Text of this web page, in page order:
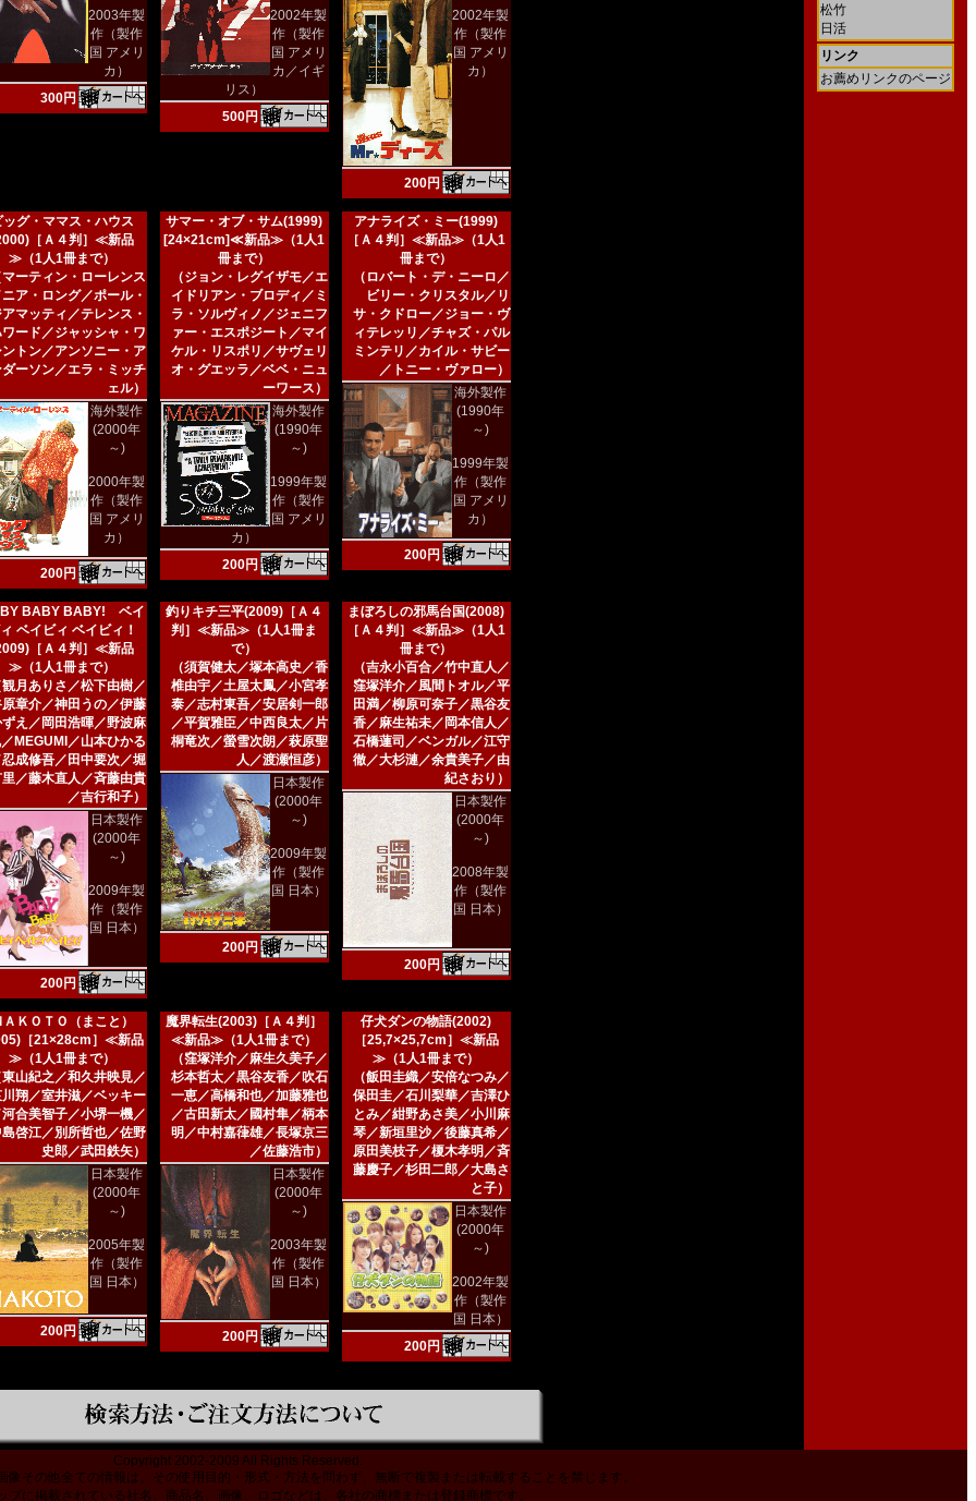
2003年製
作（製作
国 アメリ
カ）
300円
2002年製
作（製作
国 アメリ
カ／イギ
リス）
500円
2002年製
作（製作
国 アメリ
カ）
200円
ッグ・ママス・ハウス
［Ａ４判］≪新品
≫（1人1冊まで）
ーティン・ローレンス
ア・ロング／ポール・
マッティ／テレンス・
ード／ジャッシャ・ワ
トン／アンソニー・ア
ーソン／エラ・ミッチ
ェル）
海外製作
(2000年
～)
2000年製
作（製作
国 アメリ
カ）
200円
サマー・オブ・サム(1999)
[24×21cm]≪新品≫（1人1
冊まで）
（ジョン・レグイザモ／エ
イドリアン・ブロディ／ミ
ラ・ソルヴィノ／ジェニフ
ァー・エスポジート／マイ
ケル・リスポリ／サヴェリ
オ・グエッラ／ベベ・ニュ
ーワース）
海外製作
(1990年
～)
1999年製
作（製作
国 アメリ
カ）
200円
アナライズ・ミー(1999)
［Ａ４判］≪新品≫（1人1
冊まで）
（ロバート・デ・ニーロ／
ビリー・クリスタル／リ
サ・クドロー／ジョー・ヴ
ィテレッリ／チャズ・パル
ミンテリ／カイル・サビー
／トニー・ヴァロー）
海外製作
(1990年
～)
1999年製
作（製作
国 アメリ
カ）
200円
BABY BABY! ベイ
ベイビィ ベイビィ！
［Ａ４判］≪新品
≫（1人1冊まで）
月ありさ／松下由樹／
章介／神田うの／伊藤
え／岡田浩暉／野波麻
MEGUMI／山本ひかる
成修吾／田中要次／堀
／藤木直人／斉藤由貴
／吉行和子）
日本製作
(2000年
～)
2009年製
作（製作
国 日本）
200円
釣りキチ三平(2009)［Ａ４
判］≪新品≫（1人1冊ま
で）
（須賀健太／塚本高史／香
椎由宇／土屋太鳳／小宮孝
泰／志村東吾／安居剣一郎
／平賀雅臣／中西良太／片
桐竜次／螢雪次朗／萩原聖
人／渡瀬恒彦）
日本製作
(2000年
～)
2009年製
作（製作
国 日本）
200円
まぼろしの邪馬台国(2008)
［Ａ４判］≪新品≫（1人1
冊まで）
（吉永小百合／竹中直人／
窪塚洋介／風間トオル／平
田満／柳原可奈子／黒谷友
香／麻生祐未／岡本信人／
石橋蓮司／ベンガル／江守
徹／大杉漣／余貴美子／由
紀さおり）
日本製作
(2000年
～)
2008年製
作（製作
国 日本）
200円
ＡＫＯＴＯ（まこと）
［21×28cm］≪新品
≫（1人1冊まで）
山紀之／和久井映見／
翔／室井滋／ベッキー
合美智子／小堺一機／
啓江／別所哲也／佐野
史郎／武田鉄矢）
日本製作
(2000年
～)
2005年製
作（製作
国 日本）
200円
魔界転生(2003)［Ａ４判］
≪新品≫（1人1冊まで）
（窪塚洋介／麻生久美子／
杉本哲太／黒谷友香／吹石
一恵／高橋和也／加藤雅也
／古田新太／國村隼／柄本
明／中村嘉葎雄／長塚京三
／佐藤浩市）
日本製作
(2000年
～)
2003年製
作（製作
国 日本）
200円
仔犬ダンの物語(2002)
［25,7×25,7cm］≪新品
≫（1人1冊まで）
（飯田圭織／安倍なつみ／
保田圭／石川梨華／吉澤ひ
とみ／紺野あさ美／小川麻
琴／新垣里沙／後藤真希／
原田美枝子／榎木孝明／斉
藤慶子／杉田二郎／大島さ
と子）
日本製作
(2000年
～)
2002年製
作（製作
国 日本）
200円
松竹
日活
リンク
お薦めリンクのページ
Copyright 2002-2009 All Rights Reserved.
像その他全ての情報は、その使用目的・形式・方法を問わず、無断で複製または転載することを禁じます。
プに掲載されている社名、商品名、画像、ロゴなどは、各社の商標または登録商標です。